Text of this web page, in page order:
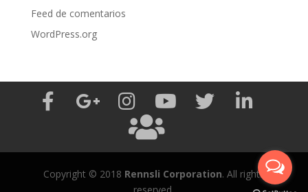
Feed de comentarios
WordPress.org
Copyright © 2018 Rennsli Corporation. All rights